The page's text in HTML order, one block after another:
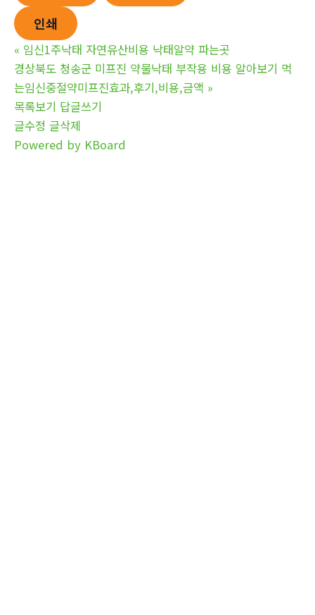
인쇄
« 임신1주낙태 자연유산비용 낙­태알약 파는곳
경상북도 청송군 미프진 약물낙태 부작용 비용 알아보기 먹
는임신중절약미프진효과,후기,비용,금액 »
목록보기 답글쓰기
글수정 글삭제
Powered by KBoard